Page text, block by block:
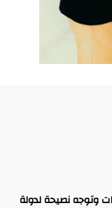
وتوجه نصيحة لدولة